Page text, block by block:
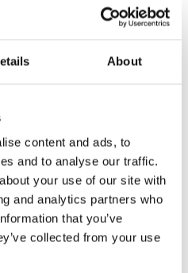
About
content and ads, to
and to analyse our traffic.
your use of our site with
and analytics partners who
that you’ve
collected from your use
Siłownik turbiny GARRETT
GT1541V
Numer artykułu:GT1541V-
SL20074-AC